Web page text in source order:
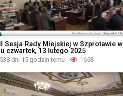
Sesja Rady Miejskiej w Szprotawie w
czwartek, 13 lutego 2025
538 dni 15 godzin temu 1658